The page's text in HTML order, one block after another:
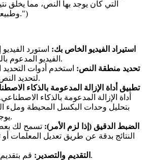
التي كان يوجد بها النص، مما يخلق
وطبيعية المظهر.")
استيراد الفيديو الخاص بك: استورد
الفيديو المدعوم بالذكاء الاصطناعي.
تحديد منطقة النص: استخدم أدوات التحديد
لتحديد النص الذي تريد إزالته.
تطبيق أداة الإزالة المدعومة بالذكاء
أداة الإزالة المدعومة بالذكاء
بتحليل وحدات البكسل المحيطة وملء
يوجد بها النص بذكاء.
الضبط الدقيق (إذا لزم الأمر): تسمح لك
النتائج بدقة عن طريق تعديل المعلمات
التقديم والتصدير: قم بتقديم الفيديو وتصديره.